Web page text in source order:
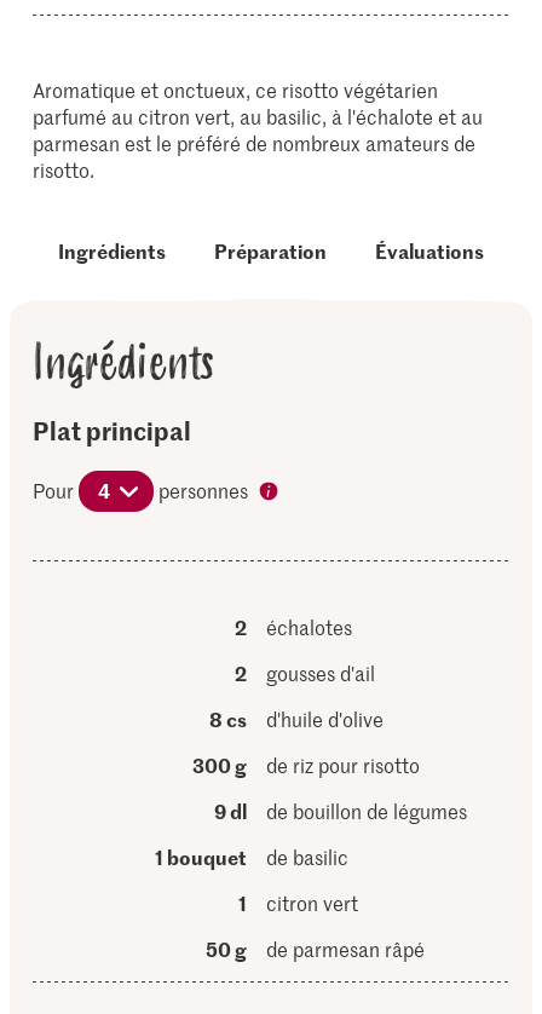
Aromatique et onctueux, ce risotto végétarien
parfumé au citron vert, au basilic, à l'échalote et au
parmesan est le préféré de nombreux amateurs de
risotto.
Ingrédients Préparation Évaluations
Ingrédients
Plat principal
Pour 4 personnes
2
échalotes
2
gousses d'ail
8 cs
d'huile d'olive
300 g
de riz pour risotto
9 dl
de bouillon de légumes
1 bouquet
de basilic
1
citron vert
50 g
de parmesan râpé